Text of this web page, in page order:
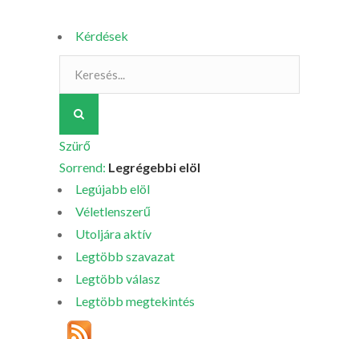
Kérdések
Szürő
Sorrend: Legrégebbi elöl
Legújabb elöl
Véletlenszerű
Utoljára aktív
Legtöbb szavazat
Legtöbb válasz
Legtöbb megtekintés